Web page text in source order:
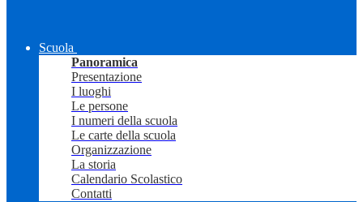
Scuola
Panoramica
Presentazione
I luoghi
Le persone
I numeri della scuola
Le carte della scuola
Organizzazione
La storia
Calendario Scolastico
Contatti